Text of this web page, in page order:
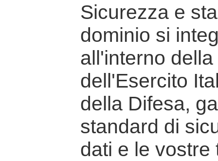
Sicurezza e
dominio si
all'interno
dell'Esercito
della Difesa,
standard di
dati e le vostre